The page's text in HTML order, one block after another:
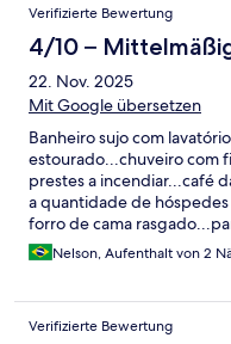
Verifizierte Bewertung
4/10 –
22. Nov. 2025
Mit Google übersetzen
Banheiro sujo com
estourado...chuveiro com
prestes a incendiar...café
a quantidade de
forro de cama
enormes preocupando
cadeiras...cadeiras e mesas
Nelson, Aufenthalt von 2
Verifizierte Bewertung